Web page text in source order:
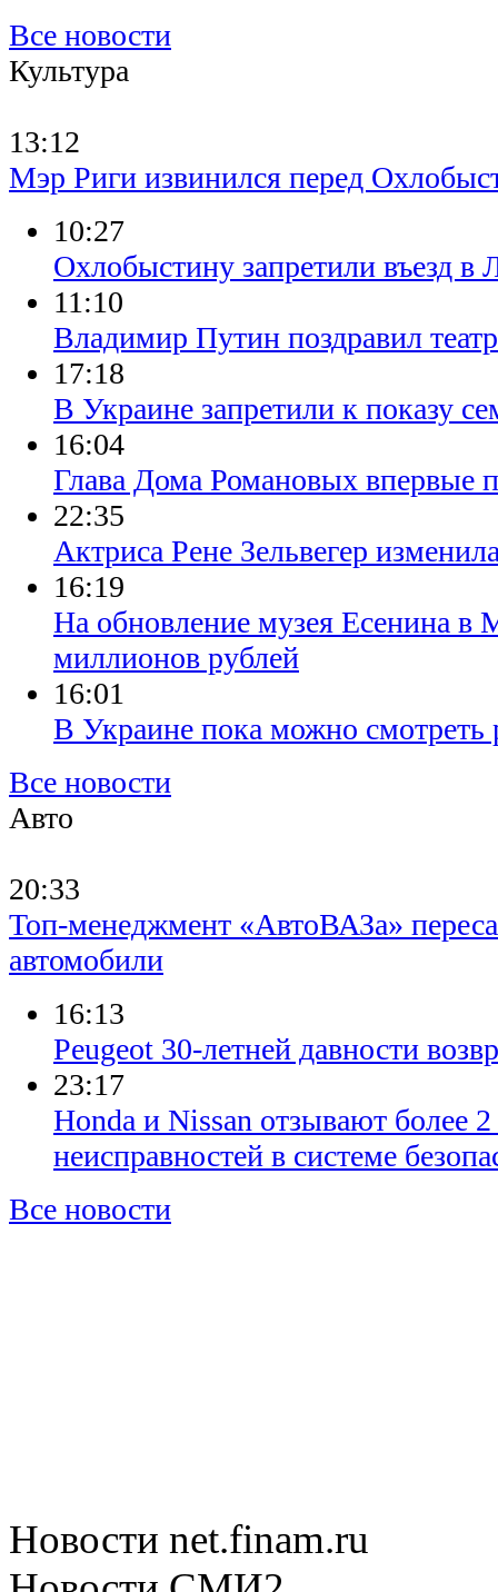
Все новости
Культура
13:12
Мэр Риги извинился перед
10:27
Охлобыстину запретили въезд в
11:10
Владимир Путин поздравил
17:18
В Украине запретили к показу
16:04
Глава Дома Романовых впервые
22:35
Актриса Рене Зельвегер
16:19
На обновление музея Есенина в
миллионов рублей
16:01
В Украине пока можно смотреть
Все новости
Авто
20:33
Топ-менеджмент «АвтоВАЗа»
автомобили
16:13
Peugeot 30-летней давности
23:17
Honda и Nissan отзывают более
неисправностей в системе
Все новости
Новости net.finam.ru